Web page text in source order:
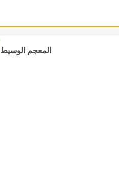
المعجم الوسيط